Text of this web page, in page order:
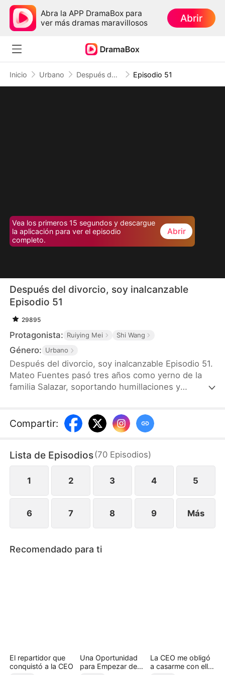
Abra la APP DramaBox para
ver más dramas maravillosos
Abrir
Inicio Urbano Después del divorcio, soy inalcanzable Episodio 51
Vea los primeros 15 segundos y descargue
la aplicación para ver el episodio
completo.
Abrir
Después del divorcio, soy inalcanzable
Episodio 51
29895
Protagonista: Ruiying Mei Shi Wang
Género: Urbano
Después del divorcio, soy inalcanzable Episodio 51.
Mateo Fuentes pasó tres años como yerno de la
familia Salazar, soportando humillaciones y
del hombre más rico del mundo y el único heredero
de un imperio empresarial. Tras el divorcio, Mateo
vida, mientras la familia Salazar enfrenta las
consecuencias de su arrogancia y de haber
subestimado al hombre que despreciaron.
Compartir:
Lista de Episodios(70 Episodios)
1 2 3 4 5
6 7 8 9 Más
Recomendado para ti
El repartidor que
conquistó a la CEO
Una Oportunidad
para Empezar de
La CEO me obligó
a casarme con ella